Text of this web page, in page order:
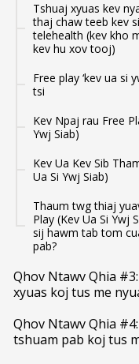
Tshuaj xyuas kev
thaj chaw teeb kev
telehealth (kev kho
kev hu xov tooj)
Free play ‘kev ua si
tsi
Kev Npaj rau Free
Ywj Siab)
Kev Ua Kev Sib
Ua Si Ywj Siab)
Thaum twg thiaj
Play (Kev Ua Si Ywj
sij hawm tab tom
pab?
Qhov Ntawv Qhia
xyuas koj tus me
Qhov Ntawv Qhia
tshuam pab koj tus